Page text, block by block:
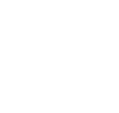
+18 kabul edildiğinden film
katılamaz.